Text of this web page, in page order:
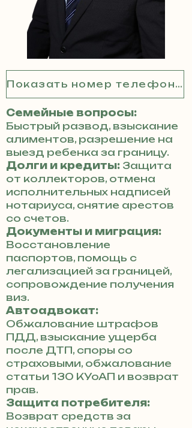
Показать номер телефона
Семейные вопросы:
Быстрый развод, взыскание
алиментов, разрешение на
выезд ребенка за границу.
Долги и кредиты: Защита
от коллекторов, отмена
исполнительных надписей
нотариуса, снятие арестов
со счетов.
Документы и миграция:
Восстановление
паспортов, помощь с
легализацией за границей,
сопровождение получения
виз.
Автоадвокат:
Обжалование штрафов
ПДД, взыскание ущерба
после ДТП, споры со
страховыми, обжалование
статьи 130 КУоАП и возврат
прав.
Защита потребителя:
Возврат средств за